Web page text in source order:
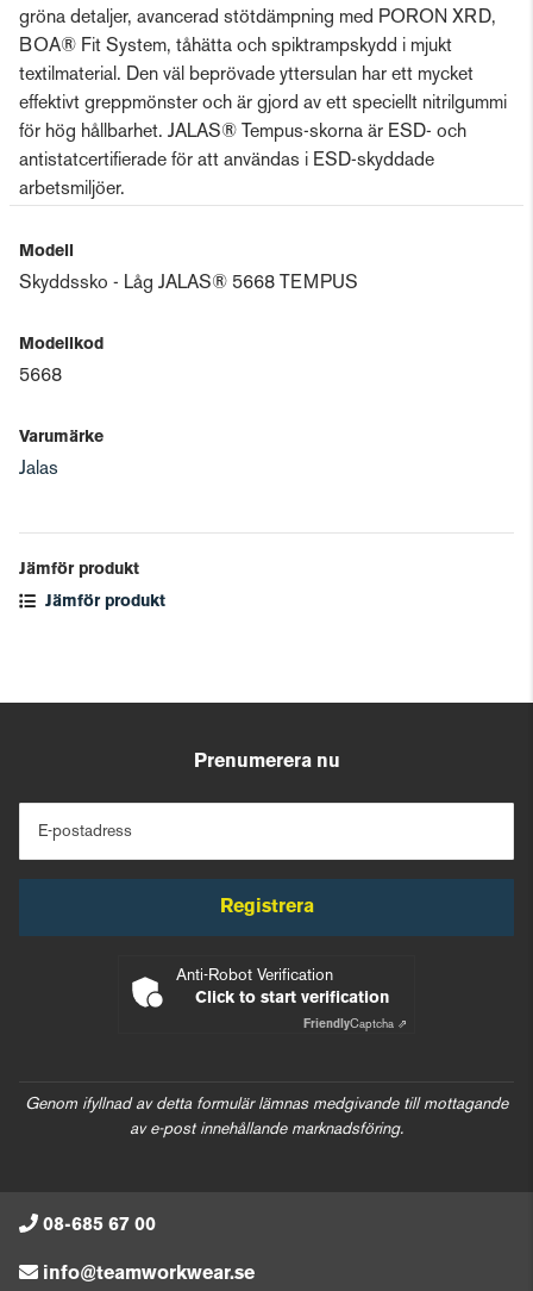
gröna detaljer, avancerad stötdämpning med PORON XRD,
BOA® Fit System, tåhätta och spiktrampskydd i mjukt
textilmaterial. Den väl beprövade yttersulan har ett mycket
effektivt greppmönster och är gjord av ett speciellt nitrilgummi
för hög hållbarhet. JALAS® Tempus-skorna är ESD- och
antistatcertifierade för att användas i ESD-skyddade
arbetsmiljöer.
Modell
Skyddssko - Låg JALAS® 5668 TEMPUS
Modellkod
5668
Varumärke
Jalas
Jämför produkt
Jämför produkt
Prenumerera nu
E-postadress
Registrera
Anti-Robot Verification
Click to start verification
FriendlyCaptcha ⇗
Genom ifyllnad av detta formulär lämnas medgivande till mottagande
av e-post innehållande marknadsföring.
08-685 67 00
info@teamworkwear.se